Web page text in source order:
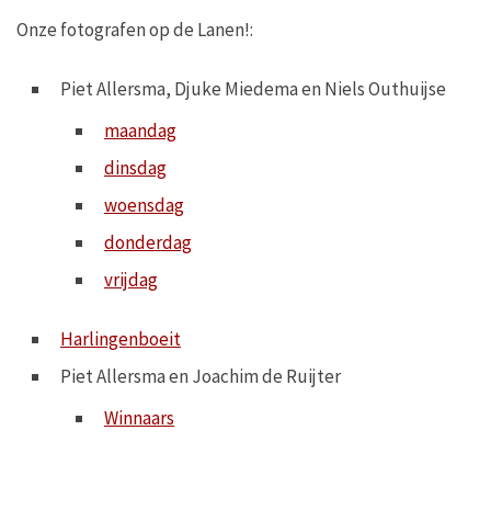
Onze fotografen op de Lanen!:
Piet Allersma, Djuke Miedema en Niels Outhuijse
maandag
dinsdag
woensdag
donderdag
vrijdag
Harlingenboeit
Piet Allersma en Joachim de Ruijter
Winnaars